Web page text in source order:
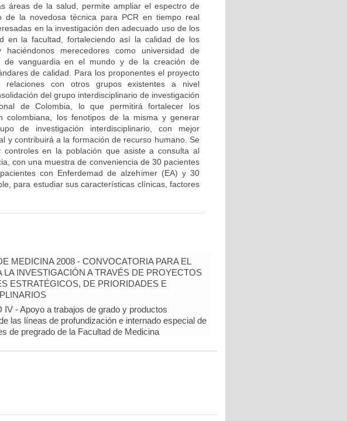
áreas de la salud, permite ampliar el espectro de
de la novedosa técnica para PCR en tiempo real
en la investigación den adecuado uso de los
en la facultad, fortaleciendo así la calidad de los
merecedores como universidad de
de vanguardia en el mundo y de la creación de
de calidad. Para los proponentes el proyecto
con otros grupos existentes a nivel
del grupo interdisciplinario de investigación
de Colombia, lo que permitirá fortalecer los
colombiana, los fenotipos de la misma y generar
de investigación interdisciplinario, con mejor
y contribuirá a la formación de recurso humano. Se
en la población que asiste a consulta al
con una muestra de conveniencia de 30 pacientes
con Enferdemad de alzehimer (EA) y 30
para estudiar sus características clínicas, factores
MEDICINA 2008 - CONVOCATORIA PARA EL
LA INVESTIGACIÓN A TRAVÉS DE PROYECTOS
ESTRATÉGICOS, DE PRIORIDADES E
IV - Apoyo a trabajos de grado y productos
las líneas de profundización e internado especial de
de pregrado de la Facultad de Medicina